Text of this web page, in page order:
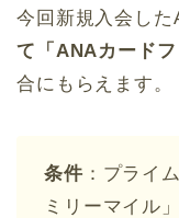
今回新規入会した
て「ANAカード
合にもらえます。
条件 ：プライ
ミリーマイル